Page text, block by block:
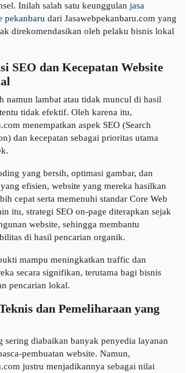
Inilah salah satu keunggulan jasa
pekanbaru dari Jasawebpekanbaru.com yang
direkomendasikan oleh pelaku bisnis lokal
SEO dan Kecepatan Website
namun lambat atau tidak muncul di hasil
tidak efektif. Oleh karena itu,
menempatkan aspek SEO (Search
dan kecepatan sebagai prioritas utama
yang bersih, optimasi gambar, dan
efisien, website yang mereka hasilkan
cepat serta memenuhi standar Core Web
itu, strategi SEO on-page diterapkan sejak
website, sehingga membantu
di hasil pencarian organik.
mampu meningkatkan traffic dan
secara signifikan, terutama bagi bisnis
pencarian lokal.
dan Pemeliharaan yang
sering diabaikan banyak penyedia layanan
pembuatan website. Namun,
justru menjadikannya sebagai nilai